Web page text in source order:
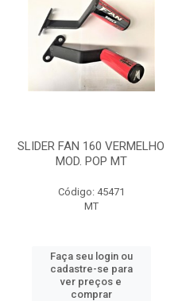
SLIDER FAN 160 VERMELHO
MOD. POP MT
Código: 45471
MT
Faça seu login ou
cadastre-se para
ver preços e
comprar